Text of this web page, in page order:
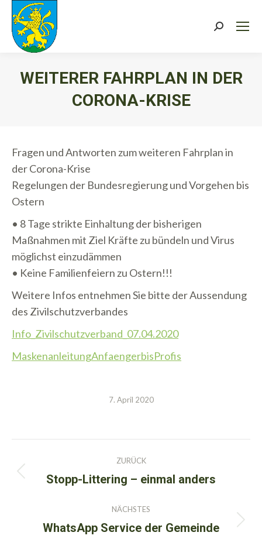
Search:
WEITERER FAHRPLAN IN DER
CORONA-KRISE
Fragen und Antworten zum weiteren Fahrplan in
der Corona-Krise
Regelungen der Bundesregierung und Vorgehen bis
Ostern
• 8 Tage strikte Einhaltung der bisherigen
Maßnahmen mit Ziel Kräfte zu bündeln und Virus
möglichst einzudämmen
• Keine Familienfeiern zu Ostern!!!
Weitere Infos entnehmen Sie bitte der Aussendung
des Zivilschutzverbandes
Info_Zivilschutzverband_07.04.2020
MaskenanleitungAnfaengerbisProfis
7. April 2020
Kommentarnavigation
ZURÜCK
Vorheriger
Stopp-Littering – einmal anders
NÄCHSTES
Nächster
WhatsApp Service der Gemeinde